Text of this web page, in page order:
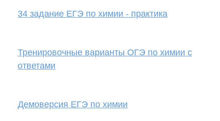
34 задание ЕГЭ по химии - практика
Тренировочные варианты ОГЭ по химии с
ответами
Демоверсия ЕГЭ по химии